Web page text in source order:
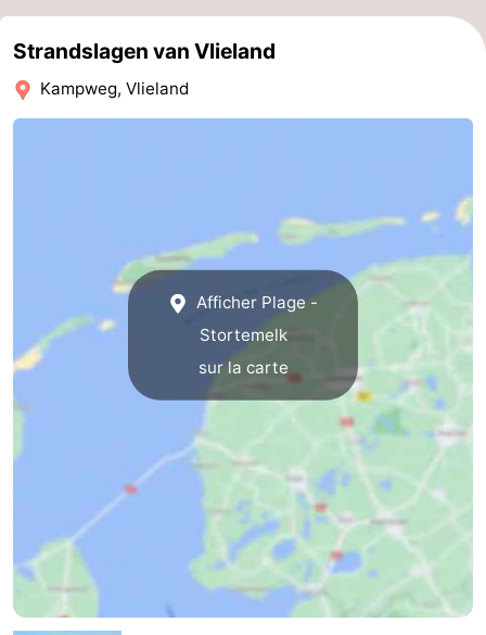
Contact
Strandslagen van Vlieland
Kampweg, Vlieland
Afficher Plage -
Stortemelk
sur la carte